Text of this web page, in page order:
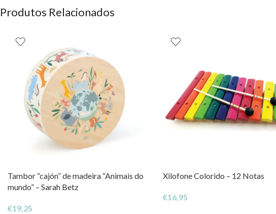
Produtos Relacionados
Tambor “cajón” de madeira “Animais do
mundo” – Sarah Betz
€19,25
Xilofone Colorido – 12 Notas
€16,95